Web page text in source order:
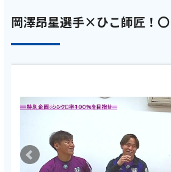
プライバシーポリシー
広告掲載のご案内
岡澤昂星選手×ひこ師匠！